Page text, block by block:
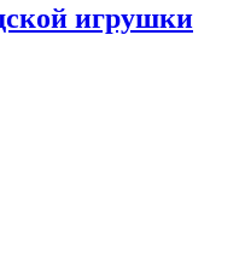
игрушки